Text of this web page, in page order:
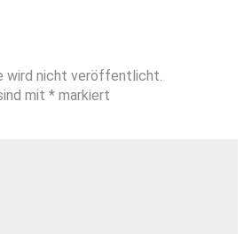
wird nicht veröffentlicht.
mit * markiert